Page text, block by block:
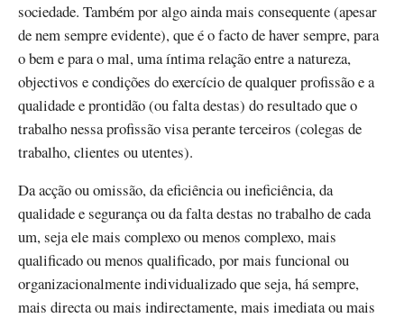
sociedade. Também por algo ainda mais consequente (apesar
de nem sempre evidente), que é o facto de haver sempre, para
o bem e para o mal, uma íntima relação entre a natureza,
objectivos e condições do exercício de qualquer profissão e a
qualidade e prontidão (ou falta destas) do resultado que o
trabalho nessa profissão visa perante terceiros (colegas de
trabalho, clientes ou utentes).
Da acção ou omissão, da eficiência ou ineficiência, da
qualidade e segurança ou da falta destas no trabalho de cada
um, seja ele mais complexo ou menos complexo, mais
qualificado ou menos qualificado, por mais funcional ou
organizacionalmente individualizado que seja, há sempre,
mais directa ou mais indirectamente, mais imediata ou mais